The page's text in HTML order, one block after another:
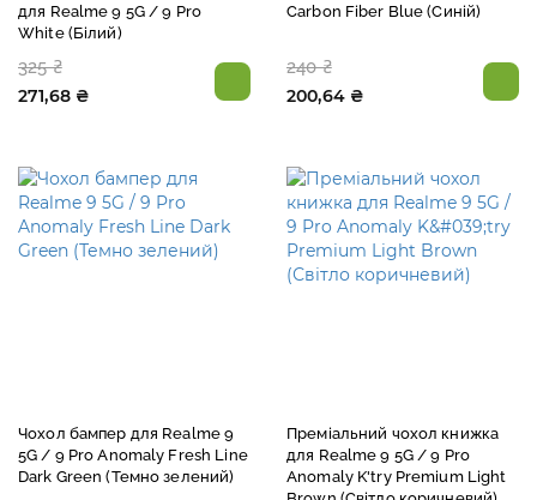
для Realme 9 5G / 9 Pro
White (Білий)
325 ₴
271,68 ₴
Carbon Fiber Blue (Синій)
240 ₴
200,64 ₴
Чохол бампер для Realme 9
5G / 9 Pro Anomaly Fresh Line
Dark Green (Темно зелений)
Преміальний чохол книжка
для Realme 9 5G / 9 Pro
Anomaly K'try Premium Light